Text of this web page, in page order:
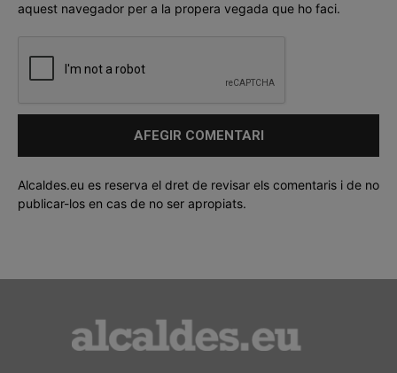
aquest navegador per a la propera vegada que ho faci.
Alcaldes.eu es reserva el dret de revisar els comentaris i de no
publicar-los en cas de no ser apropiats.